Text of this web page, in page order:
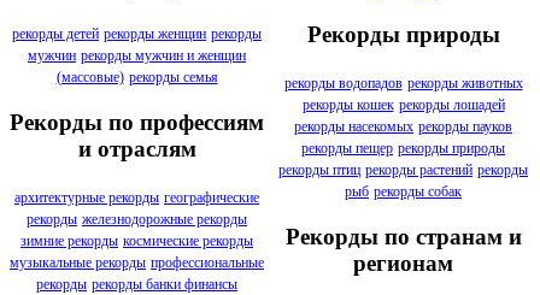
рекорды детей рекорды женщин рекорды
мужчин рекорды мужчин и женщин
(массовые) рекорды семья
Рекорды по профессиям
и отраслям
архитектурные рекорды географические
рекорды железнодорожные рекорды
зимние рекорды космические рекорды
музыкальные рекорды профессиональные
рекорды рекорды банки финансы
Рекорды природы
рекорды водопадов рекорды животных
рекорды кошек рекорды лошадей
рекорды насекомых рекорды пауков
рекорды пещер рекорды природы
рекорды птиц рекорды растений рекорды
рыб рекорды собак
Рекорды по странам и
регионам